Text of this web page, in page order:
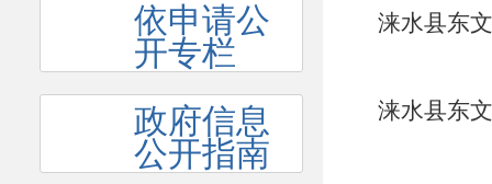
依申请公
开专栏
政府信息
公开指南
涞水县东
涞水县东